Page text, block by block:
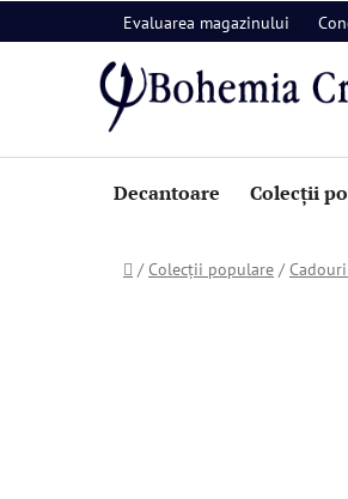
la
Evaluarea magazinului
Decantoare Colecții
Acasă
/ Colecții populare /